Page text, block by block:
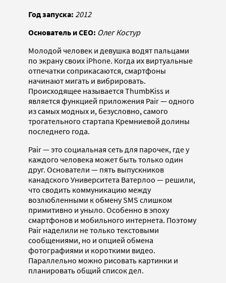
Год запуска: 2012
Основатель и CEO: Олег Костур
Молодой человек и девушка водят пальцами
по экрану своих iPhone. Когда их виртуальные
отпечатки соприкасаются, смартфоны
начинают мигать и вибрировать.
Происходящее называется ThumbKiss и
является функцией приложения Pair — одного
из самых модных и, безусловно, самого
трогательного стартапа Кремниевой долины
последнего года.
Pair — это социальная сеть для парочек, где у
каждого человека может быть только один
друг. Основатели — пять выпускников
канадского Университета Ватерлоо — решили,
что сводить коммуникацию между
возлюбленными к обмену SMS слишком
примитивно и уныло. Особенно в эпоху
смартфонов и мобильного интернета. Поэтому
Pair наделили не только текстовыми
сообщениями, но и опцией обмена
фотографиями и короткими видео.
Параллельно можно рисовать картинки и
планировать общий список дел.